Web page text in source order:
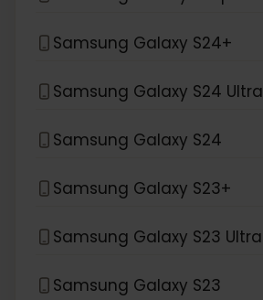
Samsung Galaxy S24+
Samsung Galaxy S24 Ultra
Samsung Galaxy S24
Samsung Galaxy S23+
Samsung Galaxy S23 Ultra
Samsung Galaxy S23